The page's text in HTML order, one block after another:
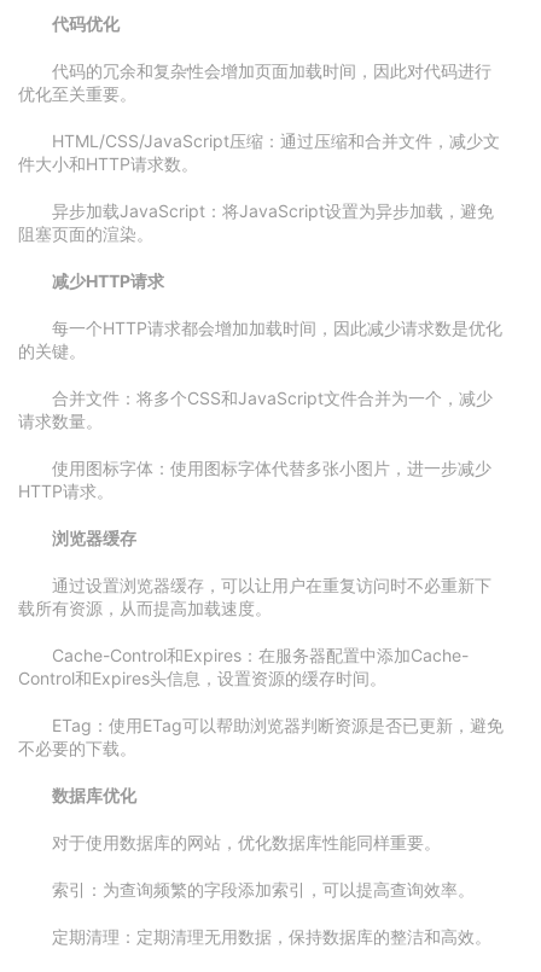
代码优化
代码的冗余和复杂性会增加页面加载时间，因此对代码进行
优化至关重要。
HTML/CSS/JavaScript压缩：通过压缩和合并文件，减少文
件大小和HTTP请求数。
异步加载JavaScript：将JavaScript设置为异步加载，避免
阻塞页面的渲染。
减少HTTP请求
每一个HTTP请求都会增加加载时间，因此减少请求数是优化
的关键。
合并文件：将多个CSS和JavaScript文件合并为一个，减少
请求数量。
使用图标字体：使用图标字体代替多张小图片，进一步减少
HTTP请求。
浏览器缓存
通过设置浏览器缓存，可以让用户在重复访问时不必重新下
载所有资源，从而提高加载速度。
Cache-Control和Expires：在服务器配置中添加Cache-
Control和Expires头信息，设置资源的缓存时间。
ETag：使用ETag可以帮助浏览器判断资源是否已更新，避免
不必要的下载。
数据库优化
对于使用数据库的网站，优化数据库性能同样重要。
索引：为查询频繁的字段添加索引，可以提高查询效率。
定期清理：定期清理无用数据，保持数据库的整洁和高效。